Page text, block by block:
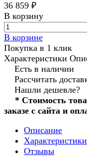
36 859 ₽
В корзину
В корзине
Покупка в 1 клик
Характеристики
Есть в наличии
Рассчитать
Нашли дешевле?
* Стоимость
заказе с сайта и
Описание
Характеристики
Отзывы